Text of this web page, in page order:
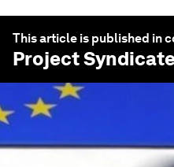
This article is published in
Project Syndicate